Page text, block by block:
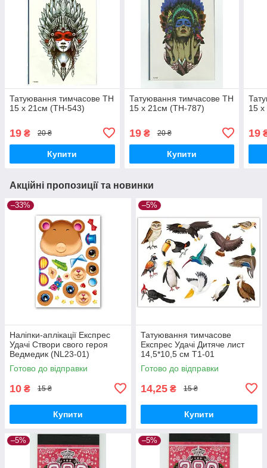
Татуювання тимчасове TH
15 х 21см (TH-543)
19 ₴ 20 ₴
Купити
Татуювання тимчасове TH
15 х 21см (TH-787)
19₴ 20 ₴
Купити
15
19
Акційні пропозиції та новинки
–33%
Наліпки-аплікації Експрес
Удачі Створи свого героя
Ведмедик (NL23-01)
Готово до відправки
10 ₴ 15 ₴
Купити
–5%
Татуювання тимчасове
Експрес Удачі Дитяче лист
14,5*10,5 см Т1-01
Готово до відправки
14,25 ₴ 15 ₴
Купити
–5% –5%